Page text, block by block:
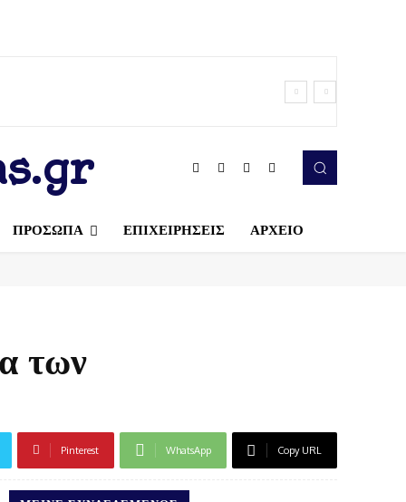
ΠΡΟΣΩΠΑ ΕΠΙΧΕΙΡΗΣΕΙΣ ΑΡΧΕΙΟ
των
Pinterest WhatsApp Copy URL